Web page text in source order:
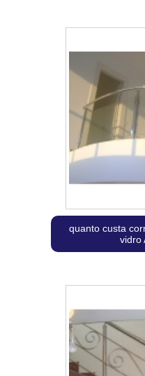
quanto custa
vidro